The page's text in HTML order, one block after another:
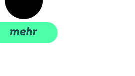
mehr